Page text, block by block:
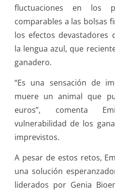
fluctuaciones en los
comparables a las bolsas
los efectos devastadores
la lengua azul, que
ganadero.
“Es una sensación de
muere un animal que
euros”, comenta
vulnerabilidad de los
imprevistos.
A pesar de estos retos,
una solución
liderados por Genia